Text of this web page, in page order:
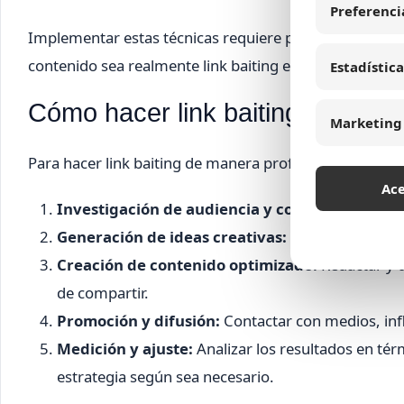
Implementar estas técnicas requiere planificación y
contenido sea realmente link baiting efectivo.
Cómo hacer link baiting: pasos
Para hacer link baiting de manera profesional, es
Investigación de audiencia y competencia:
Generación de ideas creativas: Brainstorming
Creación de contenido optimizado:Redactar y
de compartir.
Promoción y difusión: Contactar con medios,
Medición y ajuste: Analizar los resultados en
estrategia según sea necesario.
Marketing